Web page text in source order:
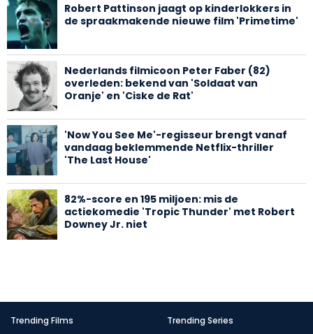
Robert Pattinson jaagt op kinderlokkers in
de spraakmakende nieuwe film 'Primetime'
Nederlands filmicoon Peter Faber (82)
overleden: bekend van 'Soldaat van
Oranje' en 'Ciske de Rat'
'Now You See Me'-regisseur brengt vanaf
vandaag beklemmende Netflix-thriller
'The Last House'
82%-score en 195 miljoen: mis de
actiekomedie 'Tropic Thunder' met Robert
Downey Jr. niet
Trending Films Trending Series